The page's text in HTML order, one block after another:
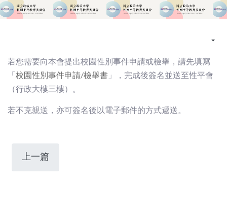
若您需要向本會提出校園性別事件申請或檢舉，請先填寫
「 校園性別事件申請/檢舉書 」，完成後簽名並送至性平會
（行政大樓三樓）。
若不克親送，亦可簽名後以電子郵件的方式遞送。
上一篇